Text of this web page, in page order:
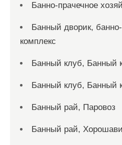
Банно-прачечное
Банный дворик,
комплекс
Банный клуб, Банный
Банный клуб, Банный
Банный рай, Паровоз
Банный рай,